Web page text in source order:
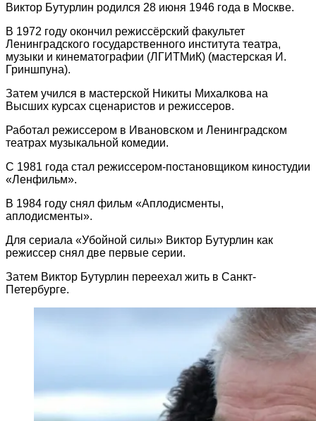
Виктор Бутурлин родился 28 июня 1946 года в Москве.
В 1972 году окончил режиссёрский факультет
Ленинградского государственного института театра,
музыки и кинематографии (ЛГИТМиК) (мастерская И.
Гриншпуна).
Затем учился в мастерской Никиты Михалкова на
Высших курсах сценаристов и режиссеров.
Работал режиссером в Ивановском и Ленинградском
театрах музыкальной комедии.
С 1981 года стал режиссером-постановщиком киностудии
«Ленфильм».
В 1984 году снял фильм «Аплодисменты,
аплодисменты».
Для сериала «Убойной силы» Виктор Бутурлин как
режиссер снял две первые серии.
Затем Виктор Бутурлин переехал жить в Санкт-
Петербурге.